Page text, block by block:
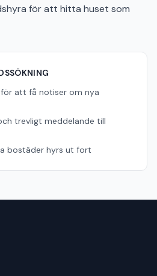
för att hitta huset som
för att få notiser om nya
trevligt meddelande till
bostäder hyrs ut fort